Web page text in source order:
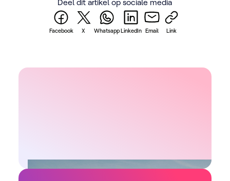
Deel dit artikel op sociale media
Facebook X WhatsappLinkedIn Email Link